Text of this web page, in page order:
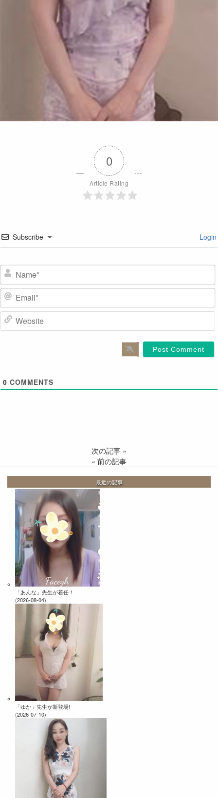
0
Article Rating
Subscribe Login
Name*
Email*
0 COMMENTS
次の記事 »
« 前の記事
最近の記事
「あんな」先生が着任！
(2026-08-04)
「ゆか」先生が新登場!
(2026-07-10)